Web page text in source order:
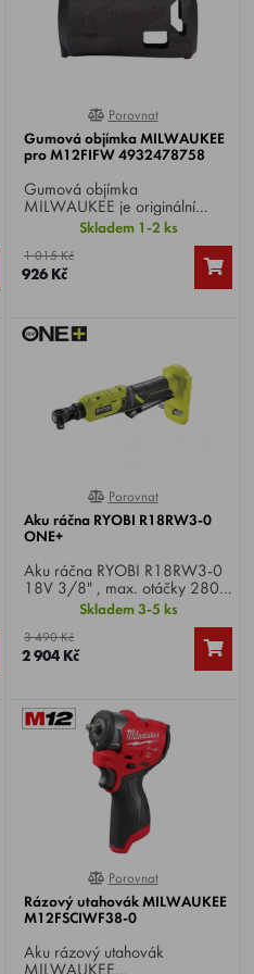
0%
Porovnat
Gumová objímka MILWAUKEE
pro M12FIFW 4932478758
Gumová objímka
MILWAUKEE je originální
ochranný doplněk navržený
pro akumulátorové rázové
utahováky řady M12FIFW.
Skladem 1-2 ks
1 015 Kč
926 Kč
0%
Porovnat
Aku ráčna RYOBI R18RW3-0
ONE+
Aku ráčna RYOBI R18RW3-0
18V 3/8" , max. otáčky 280
ot./min, Max. moment 60 Nm,
hmotnost 1 kg.
Skladem 3-5 ks
3 490 Kč
2 904 Kč
0%
Porovnat
Rázový utahovák MILWAUKEE
M12FSCIWF38-0
Aku rázový utahovák
MILWAUKEE